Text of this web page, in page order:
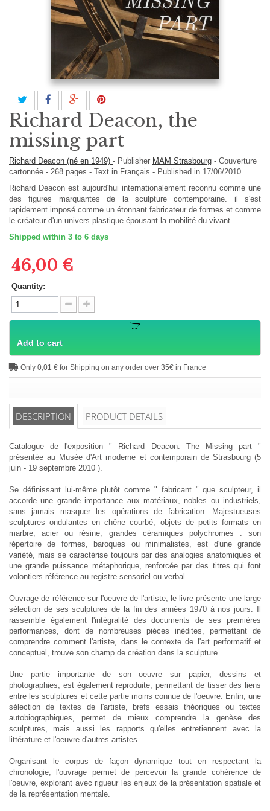
Richard Deacon, the
missing part
Richard Deacon (né en 1949) - Publisher MAM Strasbourg - Couverture
cartonnée - 268 pages - Text in Français - Published in 17/06/2010
Richard Deacon est aujourd'hui internationalement reconnu comme une
des figures marquantes de la sculpture contemporaine. il s'est
rapidement imposé comme un étonnant fabricateur de formes et comme
le créateur d'un univers plastique épousant la mobilité du vivant.
Shipped within 3 to 6 days
46,00 €
Quantity:
Add to cart
Only 0,01 € for Shipping on any order over 35€ in France
DESCRIPTION PRODUCT DETAILS
Catalogue de l'exposition " Richard Deacon. The Missing part "
présentée au Musée d'Art moderne et contemporain de Strasbourg (5
juin - 19 septembre 2010 ).
Se définissant lui-même plutôt comme " fabricant " que sculpteur, il
accorde une grande importance aux matériaux, nobles ou industriels,
sans jamais masquer les opérations de fabrication. Majestueuses
sculptures ondulantes en chêne courbé, objets de petits formats en
marbre, acier ou résine, grandes céramiques polychromes : son
répertoire de formes, baroques ou minimalistes, est d'une grande
variété, mais se caractérise toujours par des analogies anatomiques et
une grande puissance métaphorique, renforcée par des titres qui font
volontiers référence au registre sensoriel ou verbal.
Ouvrage de référence sur l'oeuvre de l'artiste, le livre présente une large
sélection de ses sculptures de la fin des années 1970 à nos jours. Il
rassemble également l'intégralité des documents de ses premières
performances, dont de nombreuses pièces inédites, permettant de
comprendre comment l'artiste, dans le contexte de l'art performatif et
conceptuel, trouve son champ de création dans la sculpture.
Une partie importante de son oeuvre sur papier, dessins et
photographies, est également reproduite, permettant de tisser des liens
entre les sculptures et cette partie moins connue de l'oeuvre. Enfin, une
sélection de textes de l'artiste, brefs essais théoriques ou textes
autobiographiques, permet de mieux comprendre la genèse des
sculptures, mais aussi les rapports qu'elles entretiennent avec la
littérature et l'oeuvre d'autres artistes.
Organisant le corpus de façon dynamique tout en respectant la
chronologie, l'ouvrage permet de percevoir la grande cohérence de
l'oeuvre, explorant avec rigueur les enjeux de la présentation spatiale et
de la représentation mentale.